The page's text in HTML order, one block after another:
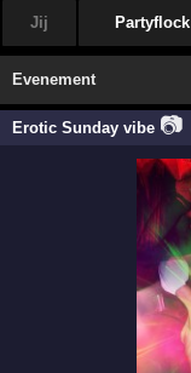
Jij Partyflock
Evenement
Erotic Sunday vibe 📷